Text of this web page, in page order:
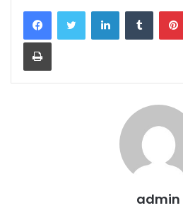
LinkedInTumblr
Yazdır
admin